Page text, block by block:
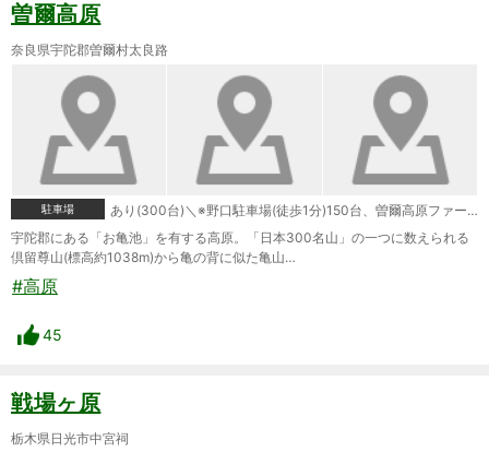
曽爾高原
奈良県宇陀郡曽爾村太良路
駐車場
あり(300台)＼※野口駐車場(徒歩1分)150台、曽爾高原ファームガーデン(徒歩15分)150台
宇陀郡にある「お亀池」を有する高原。「日本300名山」の一つに数えられる
倶留尊山(標高約1038m)から亀の背に似た亀山…
#高原
45
戦場ヶ原
栃木県日光市中宮祠